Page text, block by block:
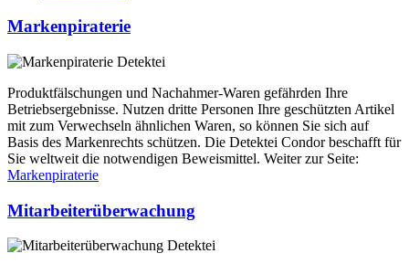
Markenpiraterie
Produktfälschungen und Nachahmer-Waren gefährden Ihre
Betriebsergebnisse. Nutzen dritte Personen Ihre geschützten Artikel
mit zum Verwechseln ähnlichen Waren, so können Sie sich auf
Basis des Markenrechts schützen. Die Detektei Condor beschafft für
Sie weltweit die notwendigen Beweismittel. Weiter zur Seite:
Markenpiraterie
Mitarbeiterüberwachung